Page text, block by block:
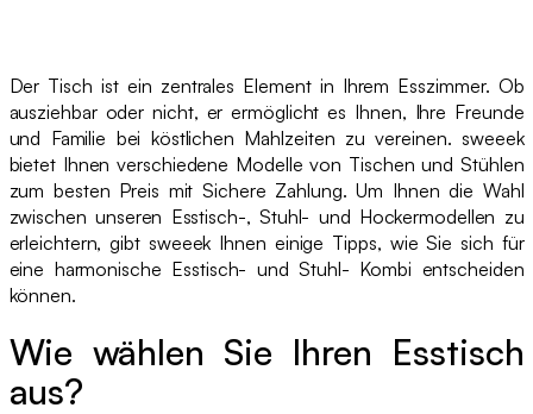
Der Tisch ist ein zentrales Element in Ihrem Esszimmer. Ob
ausziehbar oder nicht, er ermöglicht es Ihnen, Ihre Freunde
und Familie bei köstlichen Mahlzeiten zu vereinen. sweeek
bietet Ihnen verschiedene Modelle von Tischen und Stühlen
zum besten Preis mit Sichere Zahlung. Um Ihnen die Wahl
zwischen unseren Esstisch-, Stuhl- und Hockermodellen zu
erleichtern, gibt sweeek Ihnen einige Tipps, wie Sie sich für
eine harmonische Esstisch- und Stuhl- Kombi entscheiden
können.
Wie wählen Sie Ihren Esstisch
aus?